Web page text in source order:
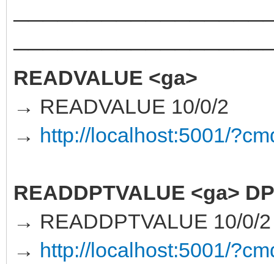
READVALUE <ga>
→ READVALUE 10/0/2
→ http://localhost:5001/
READDPTVALUE <ga>
→ READDPTVALUE 10/0/
→ http://localhost:5001/